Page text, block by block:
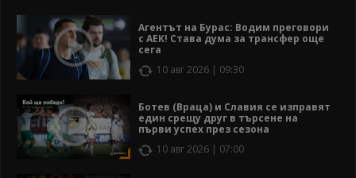
Агентът на Бурас: Водим преговори
с АЕК! Става дума за трансфер още
сега
10 авг 2026 | 09:30
Ботев (Враца) и Славия се изправят
един срещу друг в търсене на
първи успех през сезона
10 авг 2026 | 07:00